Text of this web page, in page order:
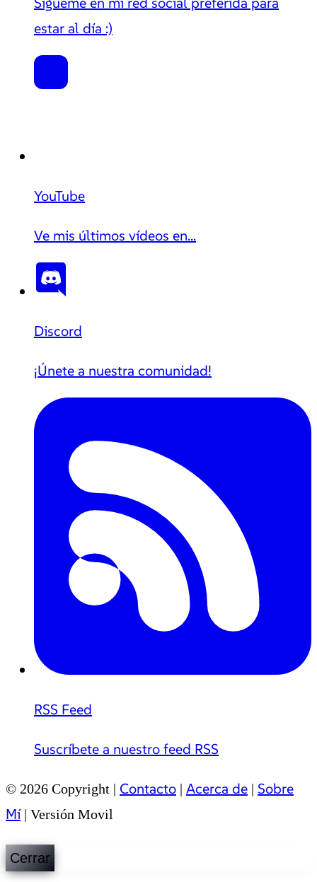
estar al día :)
YouTube
Ve mis últimos vídeos en...
Discord
¡Únete a nuestra comunidad!
RSS Feed
Suscríbete a nuestro feed RSS
© 2026 Copyright | Contacto | Acerca de | Sobre
Mí| Versión Movil
Cerrar